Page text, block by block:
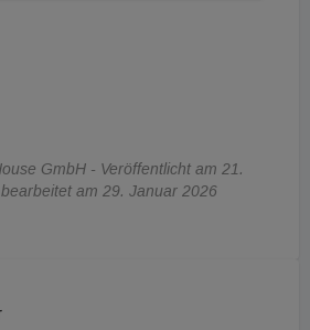
GmbH - Veröffentlicht am 21.
am 29. Januar 2026